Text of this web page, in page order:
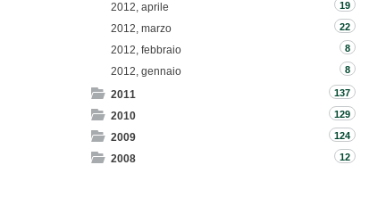
2012, aprile 19
2012, marzo 22
2012, febbraio 8
2012, gennaio 8
2011 137
2010 129
2009 124
2008 12